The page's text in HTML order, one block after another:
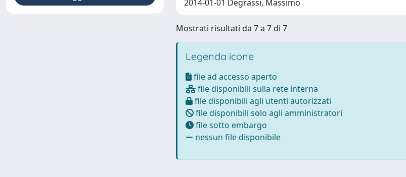
2014-01-01 Degrassi, Massimo
Mostrati risultati da 7 a 7 di 7
Legenda icone
file ad accesso aperto
file disponibili sulla rete interna
file disponibili agli utenti autorizzati
file disponibili solo agli amministratori
file sotto embargo
nessun file disponibile